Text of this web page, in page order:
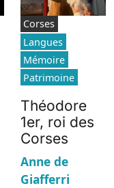
Corses
Langues
Mémoire
Patrimoine
Théodore
1er, roi des
Corses
Anne de
Giafferri